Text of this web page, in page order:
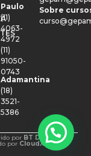
Paulo
(11)
4063-
4972
(11)
91050-
0743
Adamantina
(18)
3521-
5386
Sobre
por BT Design
por CloudXM